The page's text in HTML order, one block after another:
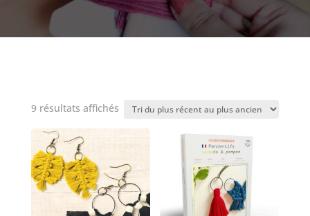
9 résultats affichésTrié
au
plus
ancien